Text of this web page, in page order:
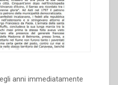
anni immediatamente